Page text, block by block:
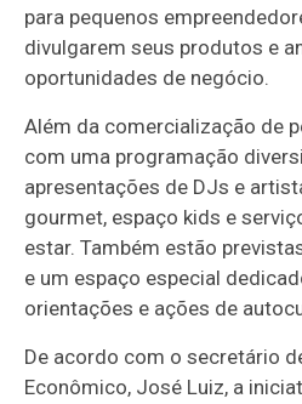
para pequenos
divulgarem seus produtos e
oportunidades de negócio.
Além da comercialização de
com uma programação
apresentações de DJs e
gourmet, espaço kids e
estar. Também estão
e um espaço especial
orientações e ações de
De acordo com o secretário
Econômico, José Luiz, a